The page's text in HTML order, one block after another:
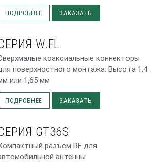
ПОДРОБНЕЕ ЗАКАЗАТЬ
W.FL
коаксиальные коннекторы
поверхностного монтажа. Высота 1,4
или 1,65 мм
ПОДРОБНЕЕ ЗАКАЗАТЬ
GT36S
разъём RF для
антенны